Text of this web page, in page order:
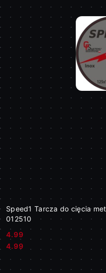
Speed1 Tarcza do cięcia
012510
Cena:
4.99
Cena:
4.99